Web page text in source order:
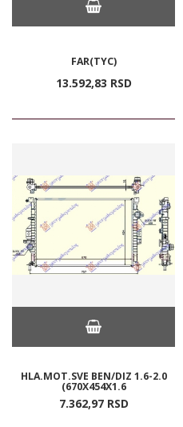
FAR(TYC)
13.592,83 RSD
HLA.MOT.SVE BEN/DIZ 1.6-2.0
(670X454X1.6
7.362,97 RSD